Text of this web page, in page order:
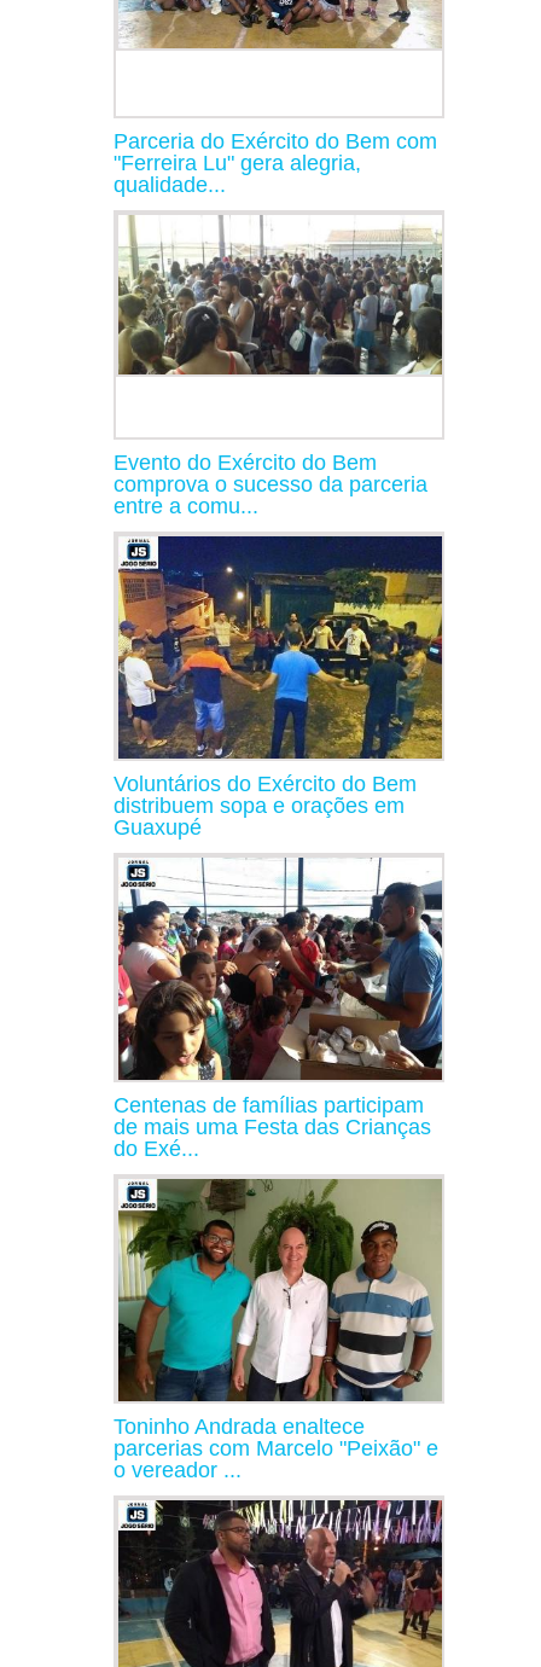
Parceria do Exército do Bem com
"Ferreira Lu" gera alegria,
qualidade...
Evento do Exército do Bem
comprova o sucesso da parceria
entre a comu...
Voluntários do Exército do Bem
distribuem sopa e orações em
Guaxupé
Centenas de famílias participam
de mais uma Festa das Crianças
do Exé...
Toninho Andrada enaltece
parcerias com Marcelo "Peixão" e
o vereador ...